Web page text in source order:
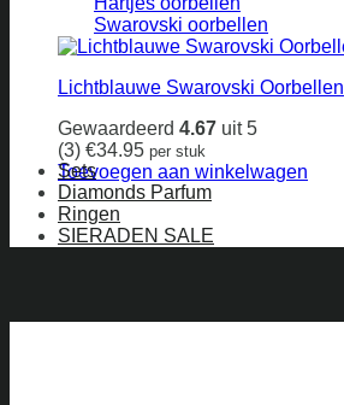
variaties.
Deze
optie
gekozen
worden
op
de
productpagina
Swarovski oorbellen
Lichtblauwe Swarovski Oorbellen
Gewaardeerd 4.67 uit 5
(3) €34.95 per stuk
Toevoegen aan winkelwagen
Sets
Diamonds Parfum
Ringen
SIERADEN SALE